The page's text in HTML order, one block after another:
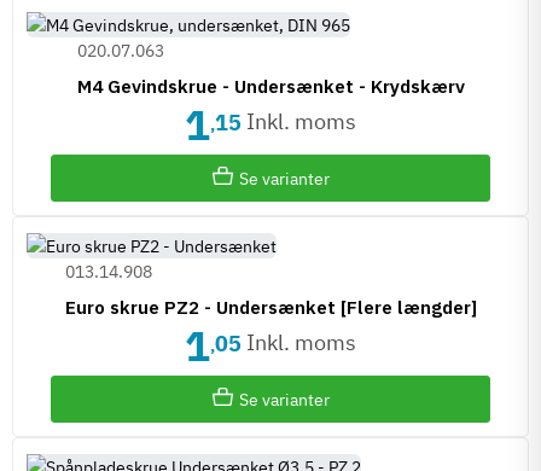
M4 Gevindskrue - Undersænket - Krydskærv
020.07.063
1,15 Inkl. moms
Se varianter
Euro skrue PZ2 - Undersænket [Flere længder]
013.14.908
1,05 Inkl. moms
Se varianter